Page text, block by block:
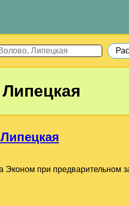
при предварительном